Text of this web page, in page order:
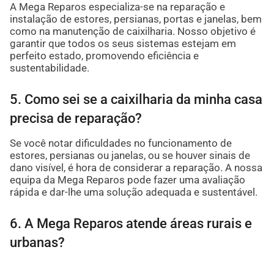
A Mega Reparos especializa-se na reparação e
instalação de estores, persianas, portas e janelas, bem
como na manutenção de caixilharia. Nosso objetivo é
garantir que todos os seus sistemas estejam em
perfeito estado, promovendo eficiência e
sustentabilidade.
5. Como sei se a caixilharia da minha casa
precisa de reparação?
Se você notar dificuldades no funcionamento de
estores, persianas ou janelas, ou se houver sinais de
dano visível, é hora de considerar a reparação. A nossa
equipa da Mega Reparos pode fazer uma avaliação
rápida e dar-lhe uma solução adequada e sustentável.
6. A Mega Reparos atende áreas rurais e
urbanas?